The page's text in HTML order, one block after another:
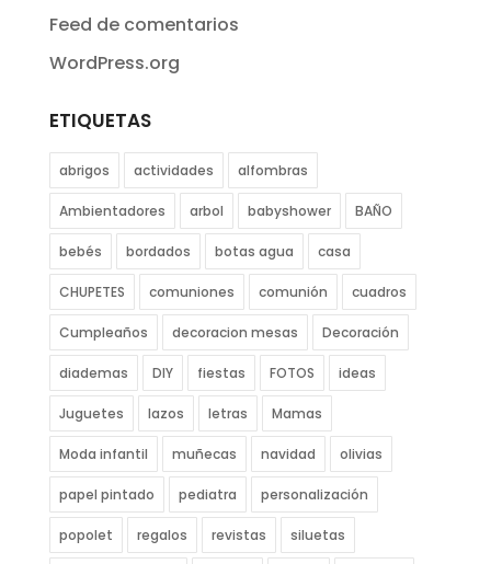
Feed de comentarios
WordPress.org
ETIQUETAS
abrigos actividades alfombras
Ambientadores arbol babyshower BAÑO
bebés bordados botas agua casa
CHUPETES comuniones comunión cuadros
Cumpleaños decoracion mesas Decoración
diademas DIY fiestas FOTOS ideas
Juguetes lazos letras Mamas
Moda infantil muñecas navidad olivias
papel pintado pediatra personalización
popolet regalos revistas siluetas